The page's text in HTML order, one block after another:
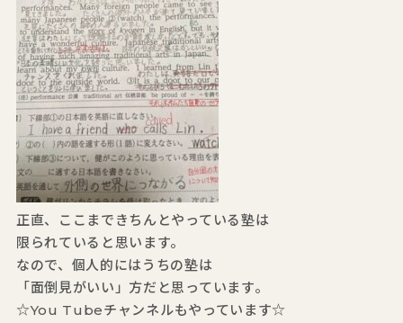
正直、ここまできちんとやっている塾は
限られていると思います。
なので、個人的にはうちの塾は
「面倒見がいい」方だと思っています。
☆You Tubeチャンネルもやっています☆